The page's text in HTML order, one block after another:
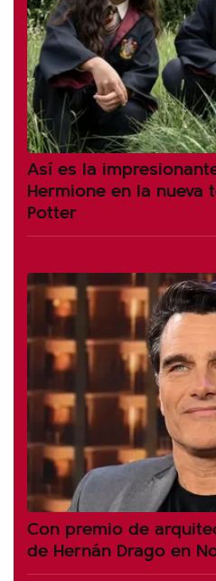
Así es la
Hermione en la nueva
Potter
Con premio de
de Hernán Drago en